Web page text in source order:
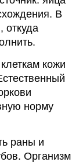
В
откуда
кожи
норму
раны и
Организм